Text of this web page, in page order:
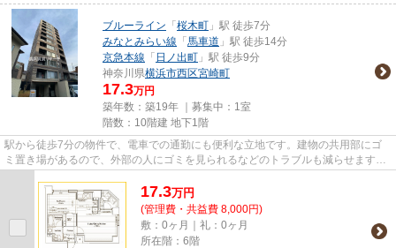
ブルーライン 「 桜木町 」駅 徒歩7分
みなとみらい線 「 馬車道 」駅 徒歩14分
京急本線 「 日ノ出町 」駅 徒歩9分
神奈川県横浜市西区宮崎町
17.3万円
築年数：築19年 ｜募集中： 1室
階数：10階建 地下1階
駅から徒歩7分の物件で、電車での通勤にも便利な立地です。建物の共用部にゴ
ミ置き場があるので、外部の人にゴミを見られるなどのトラブルも減らせます。
17.3万円
(管理費・共益費 8,000円)
敷：0ヶ月｜礼：0ヶ月
所在階：6階